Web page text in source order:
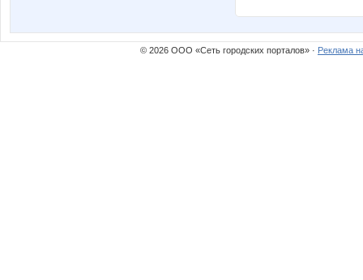
© 2026 ООО «Сеть городских порталов» · Реклама